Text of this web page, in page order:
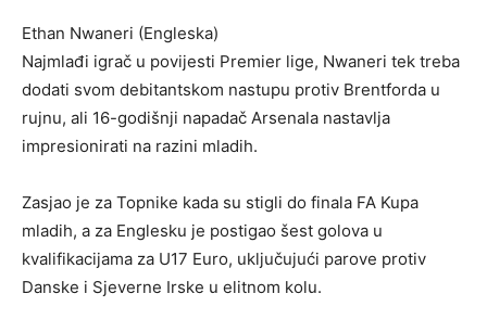
Ethan Nwaneri (Engleska)
Najmlađi igrač u povijesti Premier lige, Nwaneri tek treba
dodati svom debitantskom nastupu protiv Brentforda u
rujnu, ali 16-godišnji napadač Arsenala nastavlja
impresionirati na razini mladih.
Zasjao je za Topnike kada su stigli do finala FA Kupa
mladih, a za Englesku je postigao šest golova u
kvalifikacijama za U17 Euro, uključujući parove protiv
Danske i Sjeverne Irske u elitnom kolu.